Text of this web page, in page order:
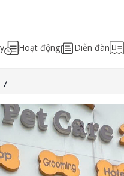
Hoạt động Diễn đàn
7